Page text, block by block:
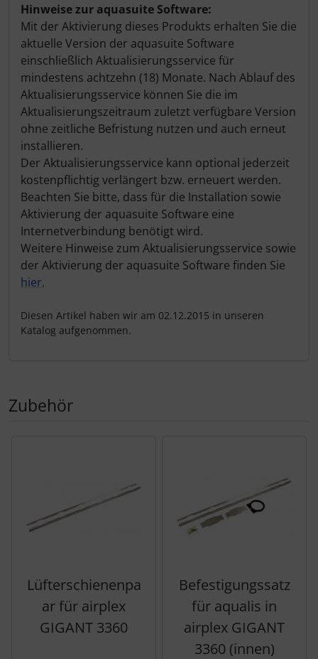
Hinweise zur aquasuite Software:
Mit der Aktivierung dieses Produkts erhalten Sie die
aktuelle Version der aquasuite Software
einschließlich Aktualisierungsservice für
mindestens achtzehn (18) Monate. Nach Ablauf des
Aktualisierungsservice können Sie die im
Aktualisierungszeitraum zuletzt verfügbare Version
ohne zeitliche Befristung nutzen und auch erneut
installieren.
Der Aktualisierungsservice kann optional jederzeit
kostenpflichtig verlängert bzw. erneuert werden.
Beachten Sie bitte, dass für die Installation sowie
Aktivierung der aquasuite Software eine
Internetverbindung benötigt wird.
Weitere Hinweise zum Aktualisierungsservice sowie
der Aktivierung der aquasuite Software finden Sie
hier.
Diesen Artikel haben wir am 02.12.2015 in unseren
Katalog aufgenommen.
Zubehör
Lüfterschienenpa
ar für airplex
GIGANT 3360
Befestigungssatz
für aqualis in
airplex GIGANT
3360 (innen)